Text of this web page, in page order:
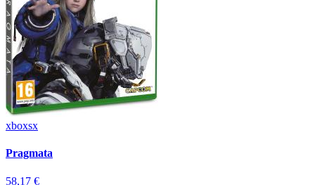
xboxsx
Pragmata
58,17 €